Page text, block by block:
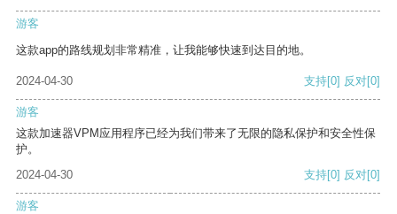
游客
这款app的路线规划非常精准，让我能够快速到达目的地。
2024-04-30 支持[0] 反对[0]
游客
这款加速器VPM应用程序已经为我们带来了无限的隐私保护和安全性保
护。
2024-04-30
支持[0] 反对[0]
游客